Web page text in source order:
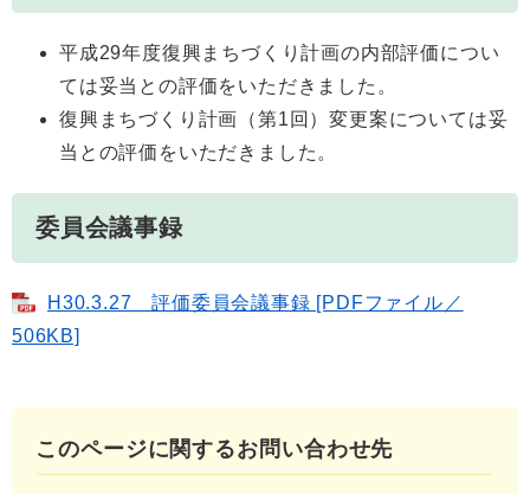
平成29年度復興まちづくり計画の内部評価につい
ては妥当との評価をいただきました。
復興まちづくり計画（第1回）変更案については妥
当との評価をいただきました。
委員会議事録
H30.3.27 評価委員会議事録 [PDFファイル／
506KB]
このページに関するお問い合わせ先